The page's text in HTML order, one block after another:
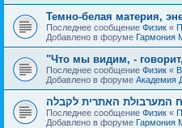
Темно-белая материя,
Последнее сообщение Физик «
Добавлено в форуме Гармония
"Что мы видим, -
Последнее сообщение Физик «
Добавлено в форуме Академия
המערבולת האתרית לקבלה
Последнее сообщение Физик «
Добавлено в форуме Гармония